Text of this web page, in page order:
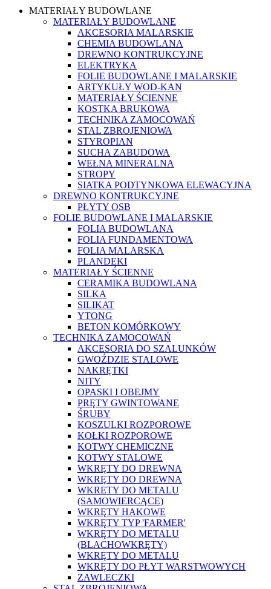
MATERIAŁY BUDOWLANE
MATERIAŁY BUDOWLANE
AKCESORIA MALARSKIE
CHEMIA BUDOWLANA
DREWNO KONTRUKCYJNE
ELEKTRYKA
FOLIE BUDOWLANE I MALARSKIE
ARTYKUŁY WOD-KAN
MATERIAŁY ŚCIENNE
KOSTKA BRUKOWA
TECHNIKA ZAMOCOWAŃ
STAL ZBROJENIOWA
STYROPIAN
SUCHA ZABUDOWA
WEŁNA MINERALNA
STROPY
SIATKA PODTYNKOWA ELEWACYJNA
DREWNO KONTRUKCYJNE
PŁYTY OSB
FOLIE BUDOWLANE I MALARSKIE
FOLIA BUDOWLANA
FOLIA FUNDAMENTOWA
FOLIA MALARSKA
PLANDEKI
MATERIAŁY ŚCIENNE
CERAMIKA BUDOWLANA
SILKA
SILIKAT
YTONG
BETON KOMÓRKOWY
TECHNIKA ZAMOCOWAŃ
AKCESORIA DO SZALUNKÓW
GWOŹDZIE STALOWE
NAKRĘTKI
NITY
OPASKI I OBEJMY
PRĘTY GWINTOWANE
ŚRUBY
KOSZULKI ROZPOROWE
KOŁKI ROZPOROWE
KOTWY CHEMICZNE
KOTWY STALOWE
WKRĘTY DO DREWNA
WKRĘTY DO DREWNA
WKRETY DO METALU
(SAMOWIERCĄCE)
WKRĘTY HAKOWE
WKRĘTY TYP 'FARMER'
WKRĘTY DO METALU
(BLACHOWKRĘTY)
WKRĘTY DO METALU
WKRĘTY DO PŁYT WARSTWOWYCH
ZAWLECZKI